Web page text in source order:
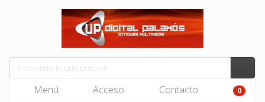
Menú Acceso Contacto 0